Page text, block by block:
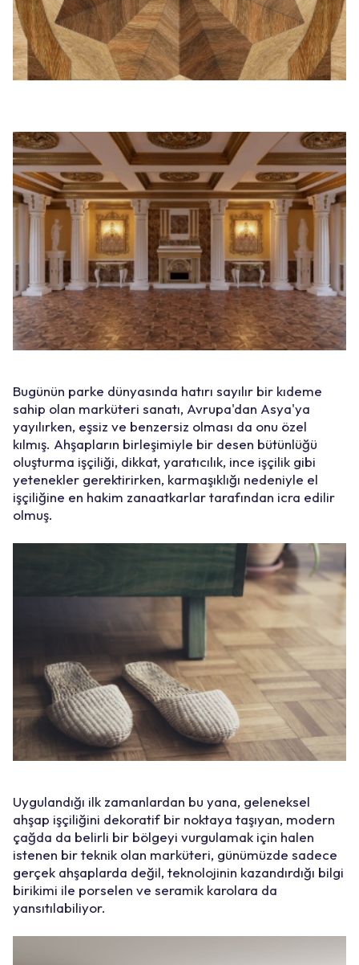
Bugünün parke dünyasında hatırı sayılır bir kıdeme
sahip olan marküteri sanatı, Avrupa'dan Asya'ya
yayılırken, eşsiz ve benzersiz olması da onu özel
kılmış. Ahşapların birleşimiyle bir desen bütünlüğü
oluşturma işçiliği, dikkat, yaratıcılık, ince işçilik gibi
yetenekler gerektirirken, karmaşıklığı nedeniyle el
işçiliğine en hakim zanaatkarlar tarafından icra edilir
olmuş.
Uygulandığı ilk zamanlardan bu yana, geleneksel
ahşap işçiliğini dekoratif bir noktaya taşıyan, modern
çağda da belirli bir bölgeyi vurgulamak için halen
istenen bir teknik olan marküteri, günümüzde sadece
gerçek ahşaplarda değil, teknolojinin kazandırdığı bilgi
birikimi ile porselen ve seramik karolara da
yansıtılabiliyor.